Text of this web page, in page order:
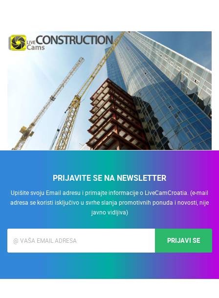
PRIJAVITE SE NA NEWSLETTER
Upišite svoju Email adresu i primajte informacije o LiveCamCroatia. (e-mail
adresa se koristi isključivo u svrhe slanja promotivnih ponuda i novosti, nije
javno vidljiva)
PRIJAVI SE